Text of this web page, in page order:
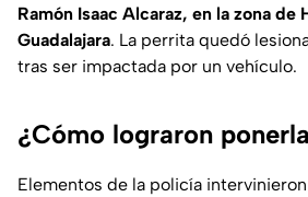
Ramón Isaac Alcaraz, en la zona
Guadalajara. La perrita quedó
tras ser impactada por un vehículo.
¿Cómo lograron
Elementos de la policía